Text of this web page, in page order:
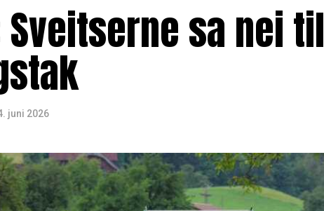
sa nei til
juni 2026